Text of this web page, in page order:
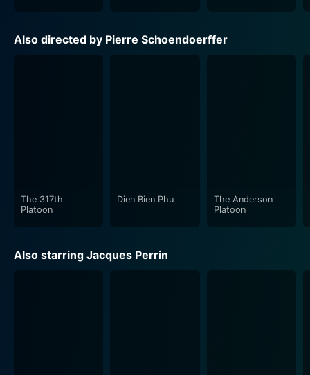
Also directed by Pierre Schoendoerffer
The 317th
Platoon
Dien Bien Phu
The Anderson
Platoon
Also starring Jacques Perrin